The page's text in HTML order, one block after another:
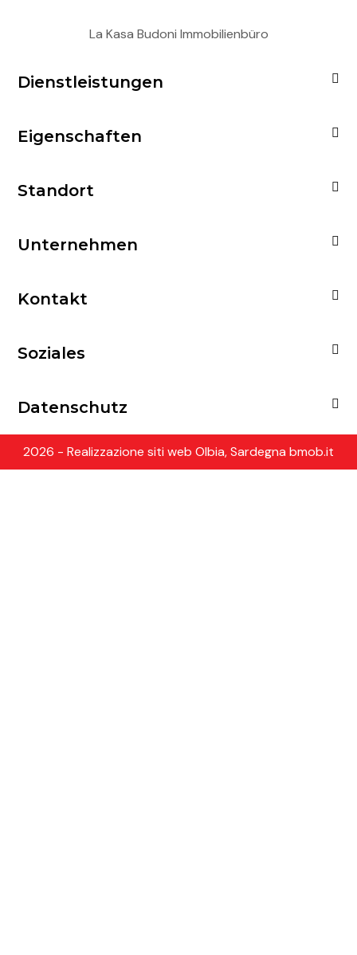
La Kasa Budoni Immobilienbüro
Dienstleistungen
Eigenschaften
Standort
Unternehmen
Kontakt
Soziales
Datenschutz
2026 - Realizzazione siti web Olbia, Sardegna bmob.it